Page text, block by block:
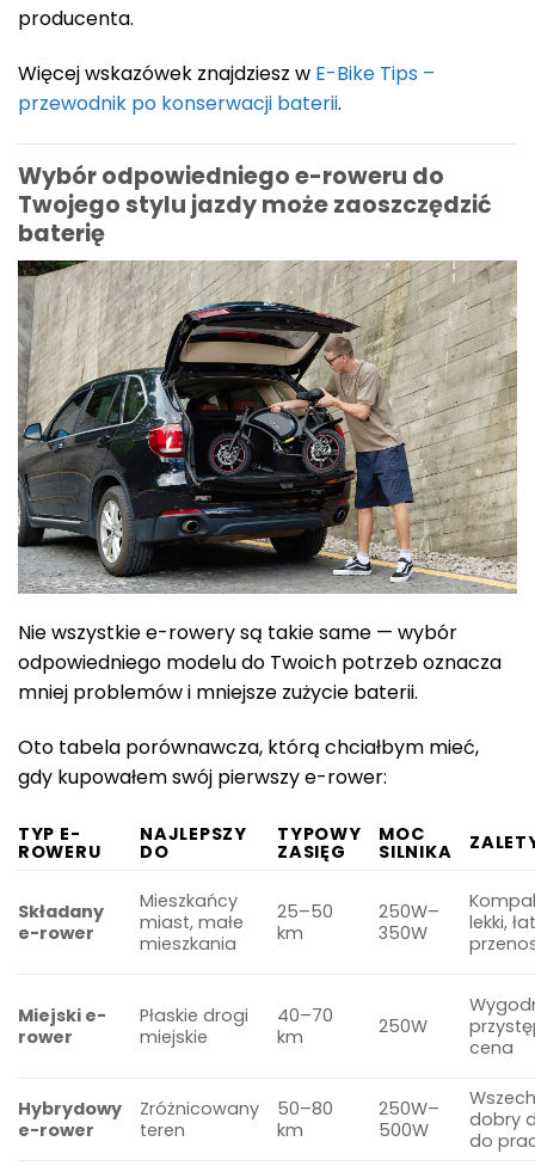
producenta.
Więcej wskazówek znajdziesz w E-Bike Tips –
przewodnik po konserwacji baterii.
Wybór odpowiedniego e-roweru do
Twojego stylu jazdy może zaoszczędzić
baterię
Nie wszystkie e-rowery są takie same — wybór
odpowiedniego modelu do Twoich potrzeb oznacza
mniej problemów i mniejsze zużycie baterii.
Oto tabela porównawcza, którą chciałbym mieć,
gdy kupowałem swój pierwszy e-rower:
TYP E-
ROWERU
NAJLEPSZY
DO
TYPOWY
ZASIĘG
MOC
SILNIKA
Składany
e-rower
Mieszkańcy
miast, małe
mieszkania
25–50
km
250W–
350W
lekki,
Miejski e-
rower
Płaskie drogi
miejskie
40–70
km
250W
cena
Hybrydowy
e-rower
Zróżnicowany
teren
50–80
km
250W–
500W
dobry
do